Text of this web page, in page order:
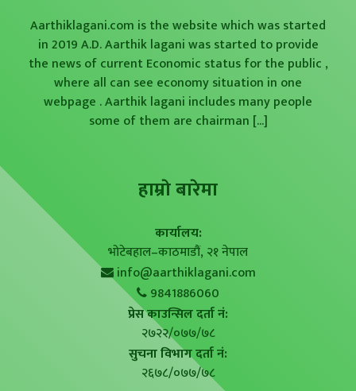
Aarthiklagani.com is the website which was started
in 2019 A.D. Aarthik lagani was started to provide
the news of current Economic status for the public ,
where all can see economy situation in one
webpage . Aarthik lagani includes many people
some of them are chairman [...]
हाम्राे बारेमा
कार्यालय:
भोटेबहाल–काठमाडौं, २१ नेपाल
info@aarthiklagani.com
9841886060
प्रेस काउन्सिल दर्ता नं:
२७२२/०७७/७८
सुचना विभाग दर्ता नं:
२६७८/०७७/७८